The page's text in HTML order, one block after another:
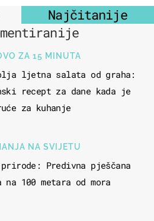
Najčitanije
ZA 15 MINUTA
ljetna salata od graha:
recept za dane kada je
za kuhanje
NA SVIJETU
prirode: Predivna pješčana
na 100 metara od mora